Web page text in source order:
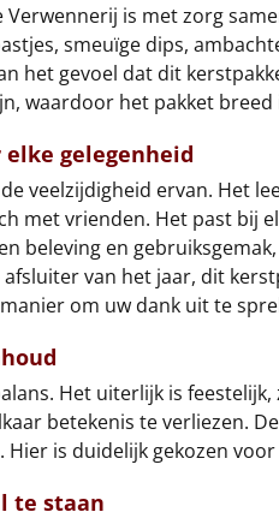
Verwennerij is met zorg
smeuïge dips,
het gevoel dat dit
waardoor het pakket
elke gelegenheid
veelzijdigheid ervan. Het
met vrienden. Het past
beleving en
van het jaar, dit
om uw dank uit te
Het uiterlijk is
betekenis te verliezen.
is duidelijk gekozen
te staan